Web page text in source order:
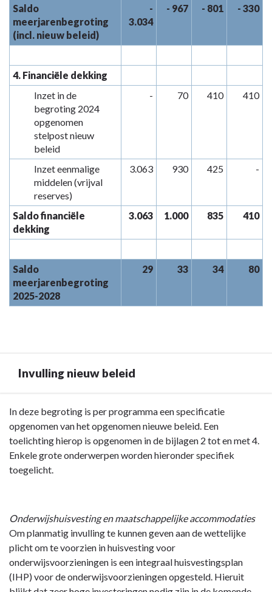
Saldo
meerjarenbegroting
(incl. nieuw beleid)
-
3.034
- 967 - 801 - 330
4. Financiële dekking
Inzet in de
begroting 2024
opgenomen
stelpost nieuw
beleid
- 70 410 410
Inzet eenmalige
middelen (vrijval
reserves)
3.063 930 425 -
Saldo financiële
dekking
3.063 1.000 835 410
Saldo
meerjarenbegroting
2025-2028
29 33 34 80
Invulling nieuw beleid
Terug
naar
navigatie
Bestuurlijke
overwegingen
Invulling
nieuw
beleid
In deze begroting is per programma een specificatie
opgenomen van het opgenomen nieuwe beleid. Een
toelichting hierop is opgenomen in de bijlagen 2 tot en met 4.
Enkele grote onderwerpen worden hieronder specifiek
toegelicht.
Onderwijshuisvesting en maatschappelijke accommodaties
Om planmatig invulling te kunnen geven aan de wettelijke
plicht om te voorzien in huisvesting voor
onderwijsvoorzieningen is een integraal huisvestingsplan
(IHP) voor de onderwijsvoorzieningen opgesteld. Hieruit